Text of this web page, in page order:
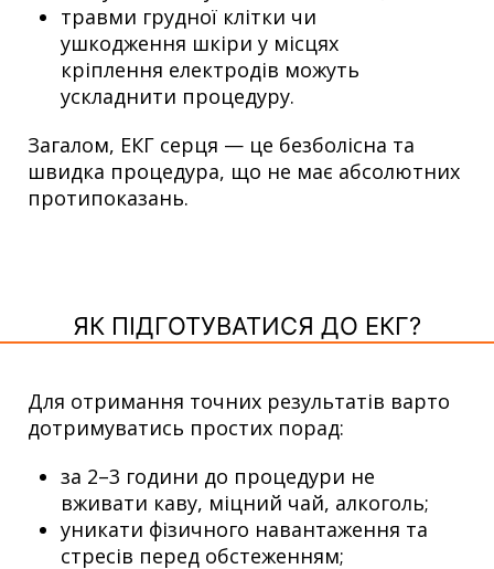
травми грудної клітки чи
ушкодження шкіри у місцях
кріплення електродів можуть
ускладнити процедуру.
Загалом, ЕКГ серця — це безболісна та
швидка процедура, що не має абсолютних
протипоказань.
ЯК ПІДГОТУВАТИСЯ ДО ЕКГ?
Для отримання точних результатів варто
дотримуватись простих порад:
за 2–3 години до процедури не
вживати каву, міцний чай, алкоголь;
уникати фізичного навантаження та
стресів перед обстеженням;